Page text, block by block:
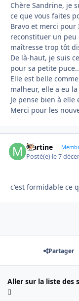
Chère Sandrine, je
ce que vous faites
Bravo et merci pour
reconstituer un peu
maîtresse trop tôt
De là-haut, je suis
pour sa petite
Elle est belle
malheur, elle a eu
Je pense bien à elle
Merci pour les
Martine
Posté(e) le 7
c'est formidable ce
Partager
Aller sur la liste des